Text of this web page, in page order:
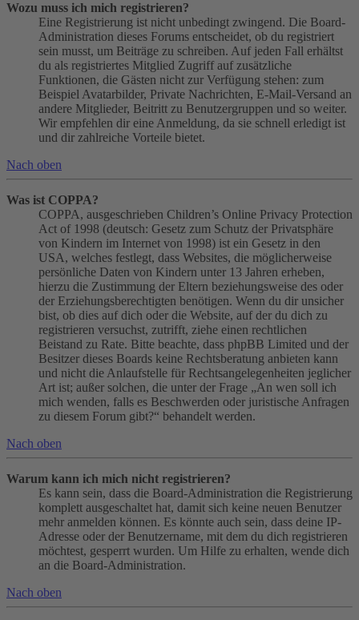
Wozu muss ich mich registrieren?
Eine Registrierung ist nicht unbedingt zwingend. Die Board-
Administration dieses Forums entscheidet, ob du registriert
sein musst, um Beiträge zu schreiben. Auf jeden Fall erhältst
du als registriertes Mitglied Zugriff auf zusätzliche
Funktionen, die Gästen nicht zur Verfügung stehen: zum
Beispiel Avatarbilder, Private Nachrichten, E-Mail-Versand an
andere Mitglieder, Beitritt zu Benutzergruppen und so weiter.
Wir empfehlen dir eine Anmeldung, da sie schnell erledigt ist
und dir zahlreiche Vorteile bietet.
Nach oben
Was ist COPPA?
COPPA, ausgeschrieben Children’s Online Privacy Protection
Act of 1998 (deutsch: Gesetz zum Schutz der Privatsphäre
von Kindern im Internet von 1998) ist ein Gesetz in den
USA, welches festlegt, dass Websites, die möglicherweise
persönliche Daten von Kindern unter 13 Jahren erheben,
hierzu die Zustimmung der Eltern beziehungsweise des oder
der Erziehungsberechtigten benötigen. Wenn du dir unsicher
bist, ob dies auf dich oder die Website, auf der du dich zu
registrieren versuchst, zutrifft, ziehe einen rechtlichen
Beistand zu Rate. Bitte beachte, dass phpBB Limited und der
Besitzer dieses Boards keine Rechtsberatung anbieten kann
und nicht die Anlaufstelle für Rechtsangelegenheiten jeglicher
Art ist; außer solchen, die unter der Frage „An wen soll ich
mich wenden, falls es Beschwerden oder juristische Anfragen
zu diesem Forum gibt?“ behandelt werden.
Nach oben
Warum kann ich mich nicht registrieren?
Es kann sein, dass die Board-Administration die Registrierung
komplett ausgeschaltet hat, damit sich keine neuen Benutzer
mehr anmelden können. Es könnte auch sein, dass deine IP-
Adresse oder der Benutzername, mit dem du dich registrieren
möchtest, gesperrt wurden. Um Hilfe zu erhalten, wende dich
an die Board-Administration.
Nach oben